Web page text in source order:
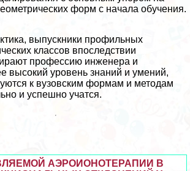
форм с начала обучения.
выпускники профильных
классов впоследствии
профессию инженера и
высокий уровень знаний и умений,
к вузовским формам и методам
и успешно учатся.
АЭРОИОНОТЕРАПИИ В